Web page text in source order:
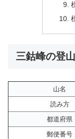
三鈷峰の登
山名
読み方
都道府県
郵便番号